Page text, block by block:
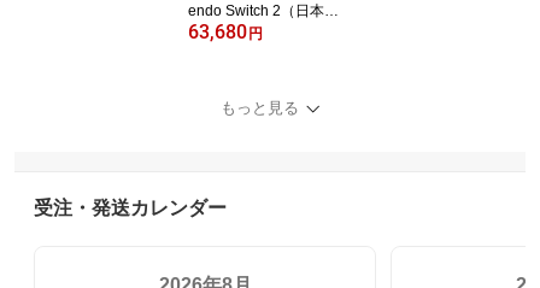
endo Switch 2（日本
語・国内専用）Pokemon
[BEE-S-KB6PC]【新品・
国内正規品】【返品不可
63,680 円
もっと見る
受注・発送カレンダー